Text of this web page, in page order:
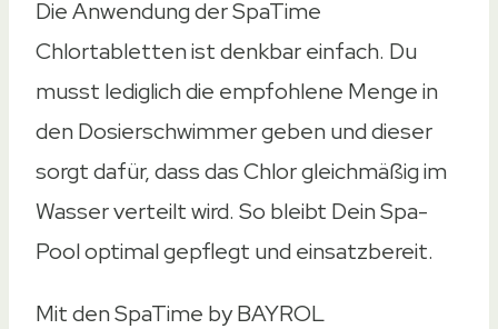
Die Anwendung der SpaTime
Chlortabletten ist denkbar einfach. Du
musst lediglich die empfohlene Menge in
den Dosierschwimmer geben und dieser
sorgt dafür, dass das Chlor gleichmäßig im
Wasser verteilt wird. So bleibt Dein Spa-
Pool optimal gepflegt und einsatzbereit.
Mit den SpaTime by BAYROL